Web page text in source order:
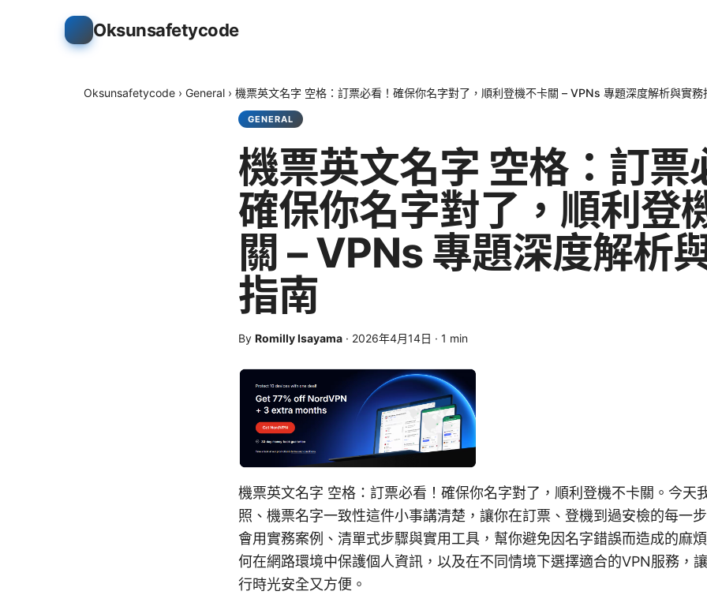
Oksunsafetycode
Oksunsafetycode › General › 機票英文名字 空格：訂票必看！確保你名字對了，順利登機不卡關 – VPNs 專題深度解析與實務
GENERAL
機票英文名字 空格：訂票
確保你名字對了，順利登
關 – VPNs 專題深度解析
指南
By Romilly Isayama · 2026年4月14日 · 1 min
機票英文名字 空格：訂票必看！確保你名字對了，順利登機不卡關。今天
照、機票名字一致性這件小事講清楚，讓你在訂票、登機到過安檢的每一
會用實務案例、清單式步驟與實用工具，幫你避免因名字錯誤而造成的麻
何在網路環境中保護個人資訊，以及在不同情境下選擇適合的VPN服務，
行時光安全又方便。